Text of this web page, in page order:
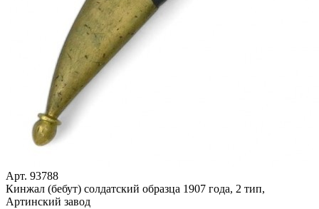
Арт. 93788
Кинжал (бебут) солдатский образца 1907 года, 2 тип,
Артинский завод